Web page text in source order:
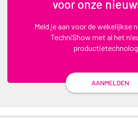
voor onze
Meld je aan voor de wekelijkse
TechniShow met al het
AANMELDEN